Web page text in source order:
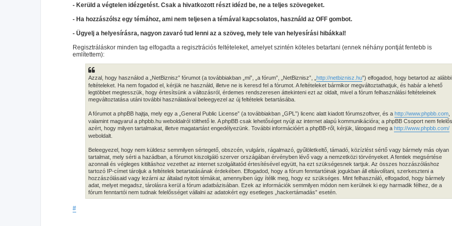
- Kerüld a végtelen idézgetést. Csak a hivatkozott részt idézd be, ne a teljes szövegeket.
- Ha hozzászólsz egy témához, ami nem teljesen a témával kapcsolatos, használd az OFF gombot.
- Ügyelj a helyesírásra, nagyon zavaró tud lenni az a szöveg, mely tele van helyesírási hibákkal!
Regisztráláskor minden tag elfogadta a regisztrációs feltételeket, amelyet szintén köteles betartani (ennek néhány pontját fentebb is
említettem):
Azzal, hogy használod a „NetBiznisz” fórumot (a továbbiakban „mi”, „a fórum”, „NetBiznisz”, „http://netbiznisz.hu”) elfogadod, hogy betartod az alábbi
feltételeket. Ha nem fogadod el, kérjük ne használd, illetve ne is keresd fel a fórumot. A feltételeket bármikor megváltoztathatjuk, és habár a lehető
legtöbbet megtesszük, hogy értesítsünk a változásról, érdemes rendszeresen áttekinteni ezt az oldalt, mivel a fórum felhasználási feltételeinek
megváltoztatása utáni további használatával beleegyezel az új feltételek betartásába.
A fórumot a phpBB hajtja, mely egy a „General Public License” (a továbbiakban „GPL”) licenc alatt kiadott fórumszoftver, és a http://www.phpbb.com,
valamint magyarul a phpbb.hu weboldalról tölthető le. A phpBB csak lehetőséget nyújt az internet alapú kommunikációra; a phpBB Csoport nem felelős
azért, hogy milyen tartalmakat, illetve magatartást engedélyezünk. További információért a phpBB-ről, kérjük, látogasd meg a http://www.phpbb.com/
weboldalt.
Beleegyezel, hogy nem küldesz semmilyen sértegető, obszcén, vulgáris, rágalmazó, gyűlöletkeltő, támadó, közízlést sértő vagy bármely más olyan
tartalmat, mely sérti a hazádban, a fórumot kiszolgáló szerver országában érvényben lévő vagy a nemzetközi törvényeket. A fentiek megsértése
azonnali és végleges kitiltáshoz vezethet az internet szolgáltatód értesítésével együtt, ha ezt szükségesnek tartjuk. Az összes hozzászóláshoz
tartozó IP-címet tároljuk a feltételek betartatásának érdekében. Elfogadod, hogy a fórum fenntartóinak jogukban áll eltávolítani, szerkeszteni a
hozzászólásaid vagy lezárni az általad nyitott témákat, amennyiben úgy ítélik meg, hogy ez szükséges. Mint felhasználó, elfogadod, hogy bármely
adat, melyet megadsz, tárolásra kerül a fórum adatbázisában. Ezek az információk semmilyen módon nem kerülnek ki egy harmadik félhez, de a
fórum fenntartói nem tudnak felelősséget vállalni az adatokért egy esetleges „hackertámadás” esetén.
#